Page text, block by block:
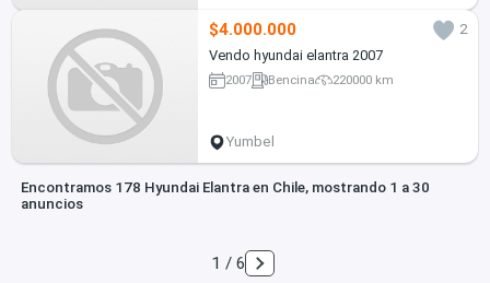
$4.000.000
2
Vendo hyundai elantra 2007
2007 Bencina 220000 km
Yumbel
Encontramos 178 Hyundai Elantra en Chile, mostrando 1 a 30
anuncios
1 / 6